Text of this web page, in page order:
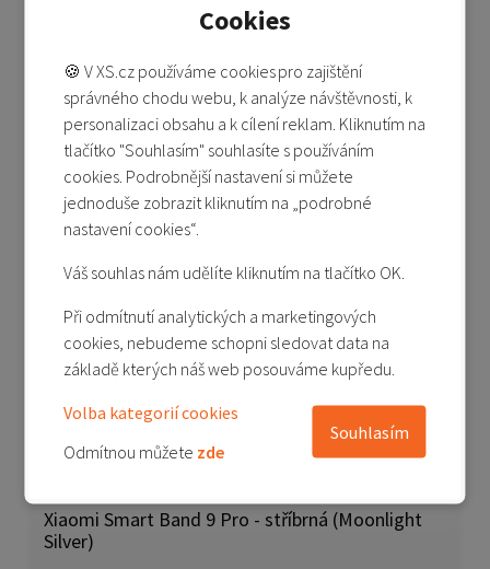
Cookies
🍪 V XS.cz používáme cookies pro zajištění
správného chodu webu, k analýze návštěvnosti, k
personalizaci obsahu a k cílení reklam. Kliknutím na
tlačítko "Souhlasím" souhlasíte s používáním
cookies. Podrobnější nastavení si můžete
jednoduše zobrazit kliknutím na „podrobné
nastavení cookies“.
Váš souhlas nám udělíte kliknutím na tlačítko OK.
Při odmítnutí analytických a marketingových
cookies, nebudeme schopni sledovat data na
základě kterých náš web posouváme kupředu.
Volba kategorií cookies
Odmítnou můžete zde
Souhlasím
Není skladem
1 790 Kč 1 490 Kč
Detail produktu
Přidat do porovnání
-17%
Xiaomi Smart Band 9 Pro - stříbrná (Moonlight
Silver)